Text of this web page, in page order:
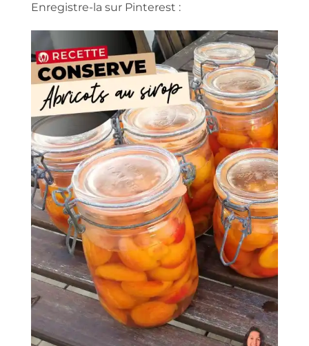
Enregistre-la sur Pinterest :